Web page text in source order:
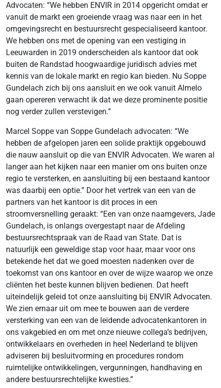
Advocaten: “We hebben ENVIR in 2014 opgericht omdat er
vanuit de markt een groeiende vraag was naar een in het
omgevingsrecht en bestuursrecht gespecialiseerd kantoor.
We hebben ons met de opening van een vestiging in
Leeuwarden in 2019 onderscheiden als kantoor dat ook
buiten de Randstad hoogwaardige juridisch advies met
kennis van de lokale markt en regio kan bieden. Nu Soppe
Gundelach zich bij ons aansluit en we ook vanuit Almelo
gaan opereren verwacht ik dat we deze prominente positie
nog verder zullen verstevigen.”
Marcel Soppe van Soppe Gundelach advocaten: “We
hebben de afgelopen jaren een solide praktijk opgebouwd
die nauw aansluit op die van ENVIR Advocaten. We waren al
langer aan het kijken naar een manier om ons buiten onze
regio te versterken, en aansluiting bij een bestaand kantoor
was daarbij een optie.” Door het vertrek van een van de
partners van het kantoor is dit proces in een
stroomversnelling geraakt: “Een van onze naamgevers, Jade
Gundelach, is onlangs overgestapt naar de Afdeling
bestuursrechtspraak van de Raad van State. Dat is
natuurlijk een geweldige stap voor haar, maar voor ons
betekende het dat we goed moesten nadenken over de
toekomst van ons kantoor en over de wijze waarop we onze
cliënten het beste kunnen blijven bedienen. Dat heeft
uiteindelijk geleid tot onze aansluiting bij ENVIR Advocaten.
We zien ernaar uit om mee te bouwen aan de verdere
versterking van een van de leidende advocatenkantoren in
ons vakgebied en om met onze nieuwe collega’s bedrijven,
ontwikkelaars en overheden in heel Nederland te blijven
adviseren bij besluitvorming en procedures rondom
ruimtelijke ontwikkelingen, vergunningen, handhaving en
andere bestuursrechtelijke kwesties.”